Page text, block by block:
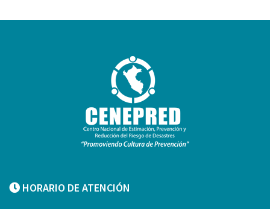
HORARIO DE ATENCIÓN